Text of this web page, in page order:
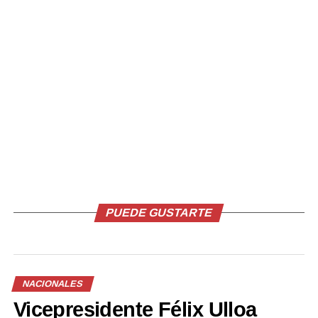
PUEDE GUSTARTE
NACIONALES
Vicepresidente Félix Ulloa